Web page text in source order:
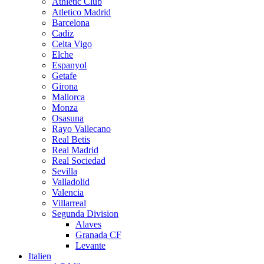
Atletico Madrid
Barcelona
Cadiz
Celta Vigo
Elche
Espanyol
Getafe
Girona
Mallorca
Monza
Osasuna
Rayo Vallecano
Real Betis
Real Madrid
Real Sociedad
Sevilla
Valladolid
Valencia
Villarreal
Segunda Division
Alaves
Granada CF
Levante
Italien